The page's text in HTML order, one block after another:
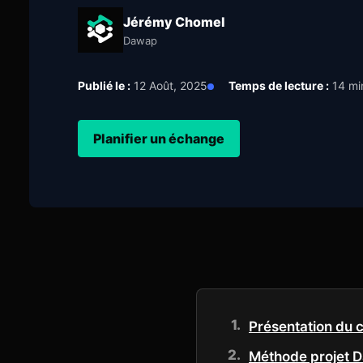
Jérémy Chomel
Dawap
Publié le : 12 Août, 2025 Temps de lecture : 14
Planifier un échange
Présentation du
Méthode projet